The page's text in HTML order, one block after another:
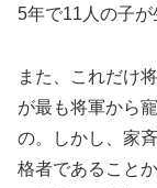
5年で11人の子が
また、これだけ
が最も将軍から
の。しかし、家
格者であること